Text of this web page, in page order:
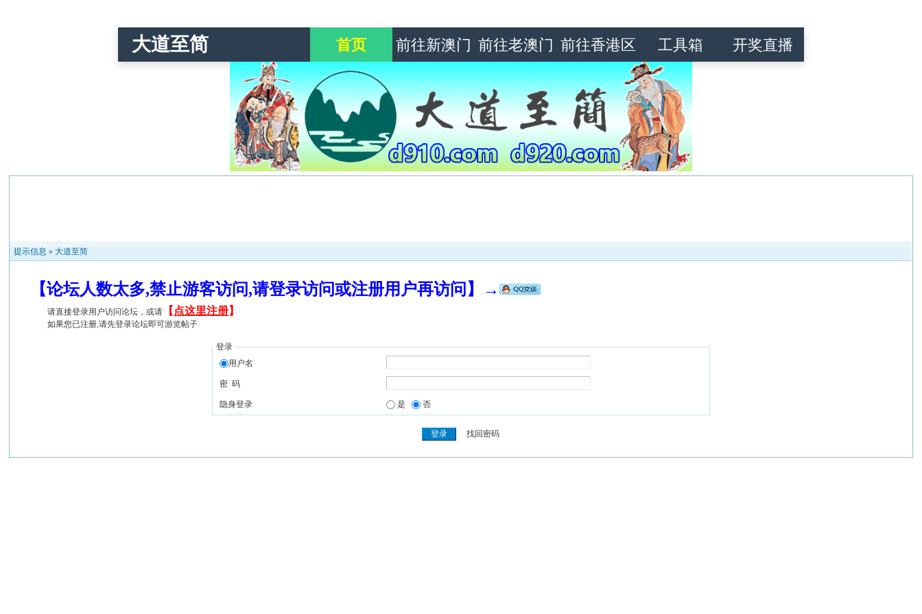
大道至简 首页 前往新澳门 前往老澳门 前往香港区 工具箱 开奖直播
提示信息 » 大道至简
【论坛人数太多,禁止游客访问,请登录访问或注册用户再访问】→
请直接登录用户访问论坛，或请 【 点这里注册】
如果您已注册,请先登录论坛即可游览帖子
登录
用户名
密 码
隐身登录 是 否
找回密码